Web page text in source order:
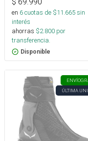
en 6cuotas de $11.665sin
interés
ahorras $2.800 por
transferencia.
Disponible
ENVÍO
ÚLTIMA